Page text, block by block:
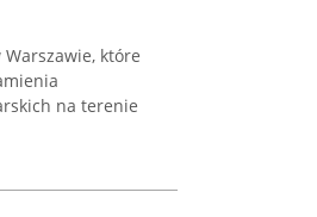
które
na terenie